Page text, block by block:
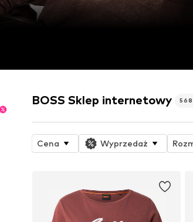
BOSS Sklep internetowy 568
Cena Wyprzedaż